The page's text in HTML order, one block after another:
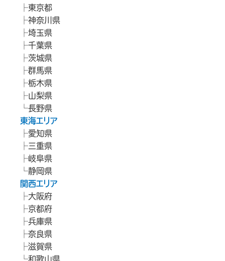
東京都
神奈川県
埼玉県
千葉県
茨城県
群馬県
栃木県
山梨県
長野県
東海エリア
愛知県
三重県
岐阜県
静岡県
関西エリア
大阪府
京都府
兵庫県
奈良県
滋賀県
和歌山県